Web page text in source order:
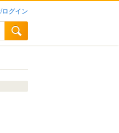
グイン